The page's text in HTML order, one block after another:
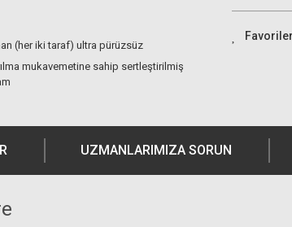
(her iki taraf) ultra pürüzsüz
mukavemetine sahip sertleştirilmiş
UZMANLARIMIZA SORUN